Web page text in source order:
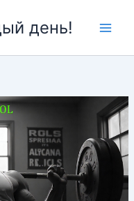
день!